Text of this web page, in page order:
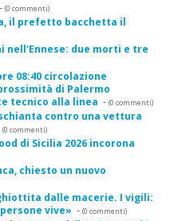
- (0 commenti)
il prefetto bacchetta il
due morti e tre
08:40 circolazione
di Palermo
tecnico alla linea - (0 commenti)
contro una vettura
(0 commenti)
di Sicilia 2026 incorona
chiesto un nuovo
dalle macerie. I vigili:
vive» - (0 commenti)